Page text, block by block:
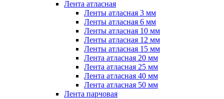
Лента атласная
Ленты атласная 3 мм
Ленты атласная 6 мм
Ленты атласная 10 мм
Ленты атласная 12 мм
Ленты атласная 15 мм
Лента атласная 20 мм
Лента атласная 25 мм
Лента атласная 40 мм
Лента атласная 50 мм
Лента парчовая